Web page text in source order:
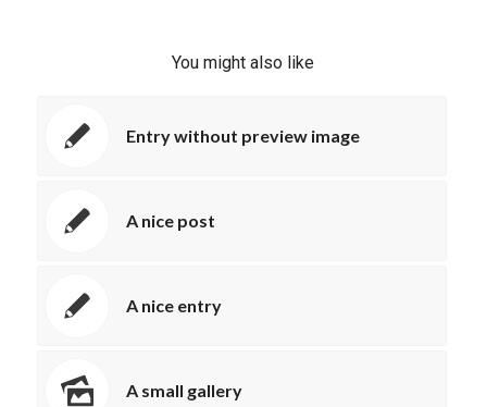
You might also like
Entry without preview image
A nice post
A nice entry
A small gallery